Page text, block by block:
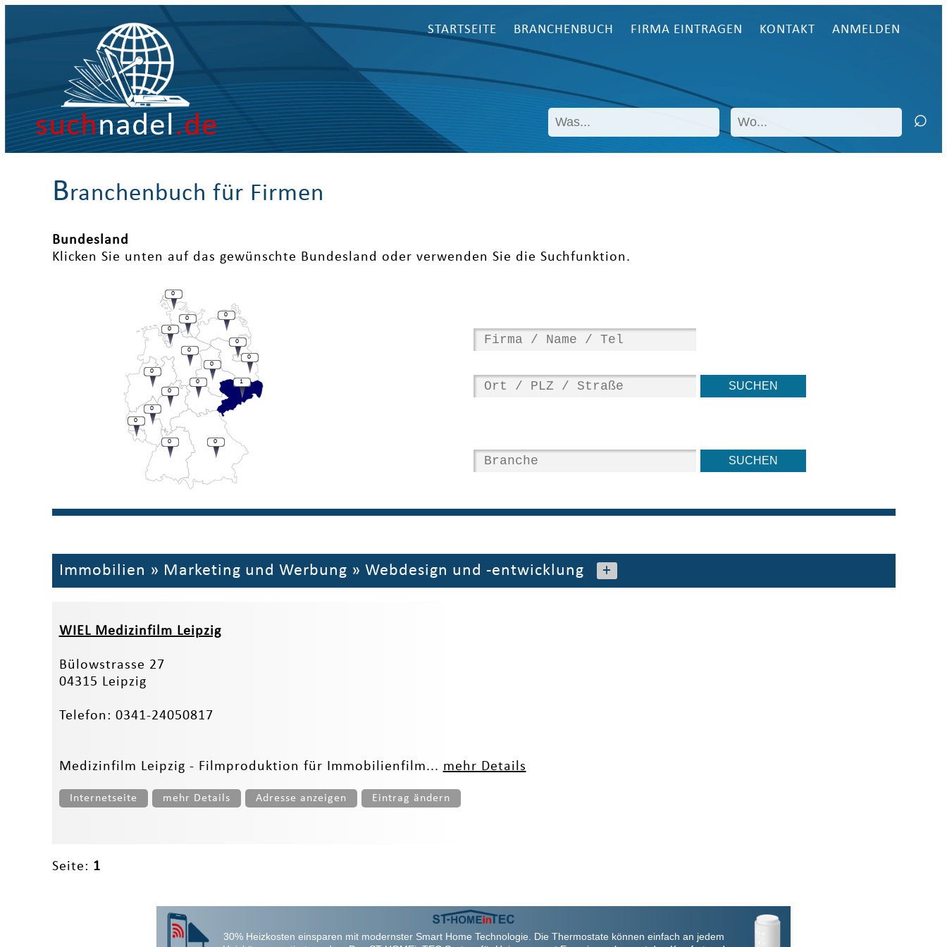
suchnadel.de
STARTSEITE BRANCHENBUCH FIRMA EINTRAGEN KONTAKT ANMELDEN
Branchenbuch für Firmen
Bundesland
Klicken Sie unten auf das gewünschte Bundesland oder verwenden Sie die Suchfunktion.
1
0
0
0
0
0
0
0
0
0
0
0
0
0
0
0
Immobilien » Marketing und Werbung » Webdesign und -entwicklung +
WIEL Medizinfilm Leipzig
Bülowstrasse 27
04315 Leipzig
Telefon: 0341-24050817
Medizinfilm Leipzig - Filmproduktion für Immobilienfilm... mehr Details
Internetseite mehr Details Adresse anzeigen Eintrag ändern
Seite: 1
30% Heizkosten einsparen mit modernster Smart Home Technologie. Die Thermostate können einfach an jedem